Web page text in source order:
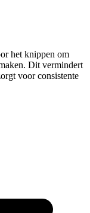
het knippen om
Dit vermindert
voor consistente